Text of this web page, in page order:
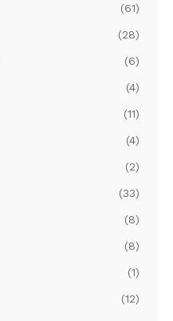
(61)
(28)
(6)
(4)
(11)
(4)
(2)
(33)
(8)
(8)
(1)
(12)